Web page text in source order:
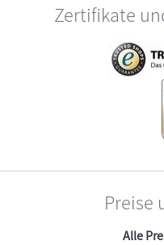
Zertifikate
Preise
Alle